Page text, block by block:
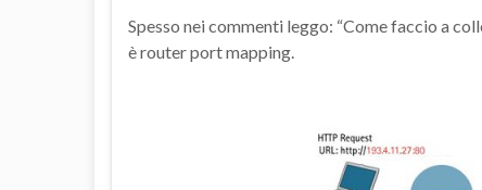
Spesso nei commenti leggo: “Come faccio a
è router port mapping.